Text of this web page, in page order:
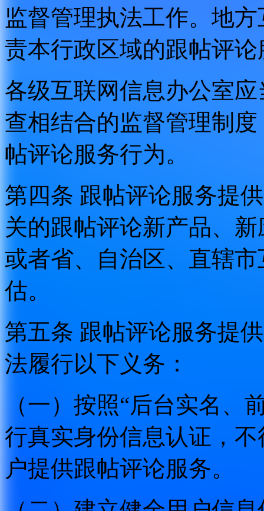
监督管理执法工作。地
责本行政区域的跟帖评
各级互联网信息办公室
查相结合的监督管理制
帖评论服务行为。
第四条 跟帖评论服务提
关的跟帖评论新产品、
或者省、自治区、直辖
估。
第五条 跟帖评论服务提
法履行以下义务：
（一）按照“后台实名、
行真实身份信息认证，
户提供跟帖评论服务。